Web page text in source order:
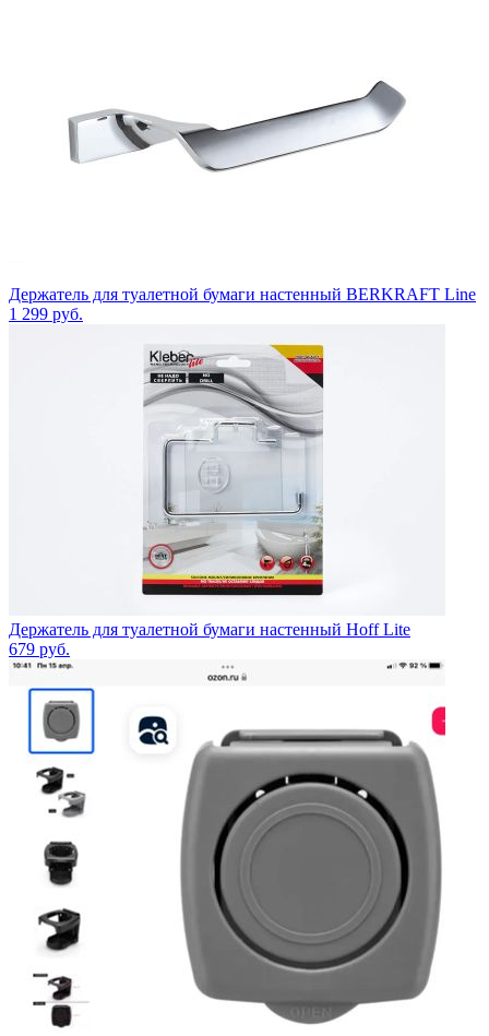
Держатель для туалетной бумаги настенный BERKRAFT Line
1 299 руб.
Держатель для туалетной бумаги настенный Hoff Lite
679 руб.